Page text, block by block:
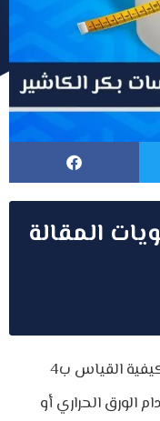
المقالة
اهم مقاسات بكر الكاشير ومميزاته وكيفية القياس ب4
الحراري أو